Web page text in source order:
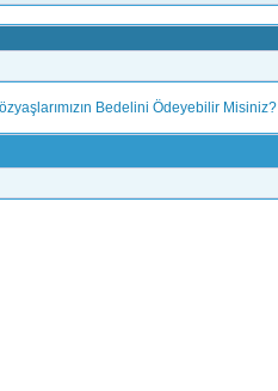
Bedelini Ödeyebilir Misiniz?